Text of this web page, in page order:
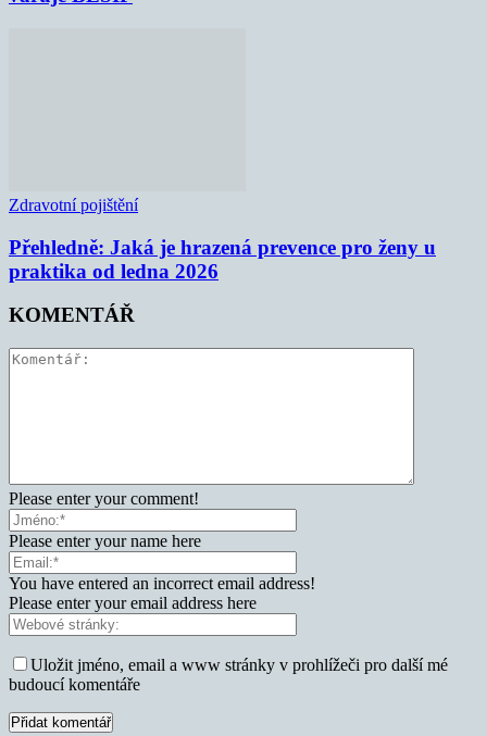
Zdravotní pojištění
Přehledně: Jaká je hrazená prevence pro ženy u
praktika od ledna 2026
KOMENTÁŘ
Please enter your comment!
Please enter your name here
You have entered an incorrect email address!
Please enter your email address here
Uložit jméno, email a www stránky v prohlížeči pro další mé
budoucí komentáře